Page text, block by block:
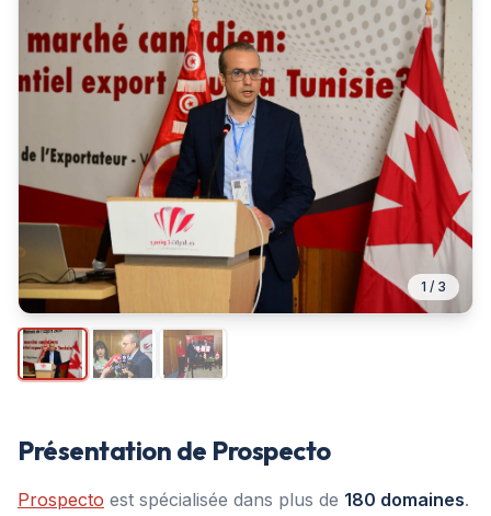
1 / 3
Présentation de Prospecto
Prospecto est spécialisée dans plus de 180 domaines.